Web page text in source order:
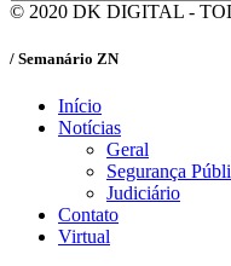
© 2020 DK DIGITAL -
/ Semanário ZN
Início
Notícias
Geral
Segurança
Judiciário
Contato
Virtual